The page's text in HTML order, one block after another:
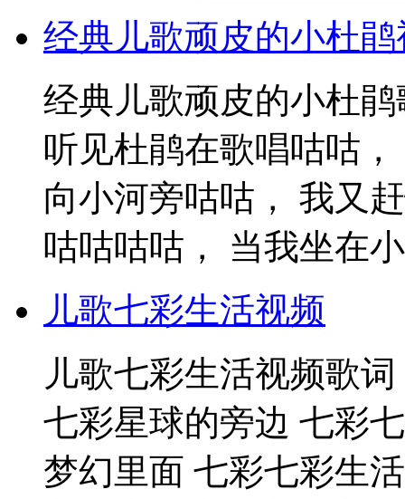
经典儿歌顽皮的小杜鹃
经典儿歌顽皮的小杜
听见杜鹃在歌唱咕咕
向小河旁咕咕， 我又
咕咕咕咕， 当我坐在
儿歌七彩生活视频
儿歌七彩生活视频歌
七彩星球的旁边 七彩
梦幻里面 七彩七彩生